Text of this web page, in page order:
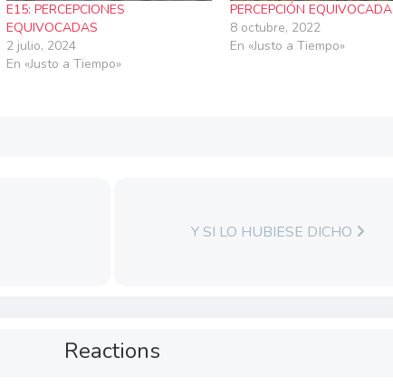
E15: PERCEPCIONES
EQUIVOCADAS
2 julio, 2024
En «Justo a Tiempo»
PERCEPCIÓN EQUIVOCADA
8 octubre, 2022
En «Justo a Tiempo»
Y SI LO HUBIESE DICHO
Reactions